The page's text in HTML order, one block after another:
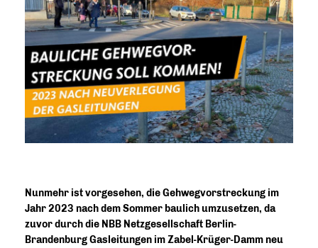
Nunmehr ist vorgesehen, die Gehwegvorstreckung im
Jahr 2023 nach dem Sommer baulich umzusetzen, da
zuvor durch die NBB Netzgesellschaft Berlin-
Brandenburg Gasleitungen im Zabel-Krüger-Damm neu